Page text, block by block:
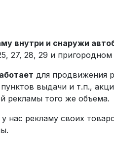
внутри и снаружи
27, 28, 29 и
для продвижения
выдачи и т.п.,
рекламы того же объема.
нас рекламу своих